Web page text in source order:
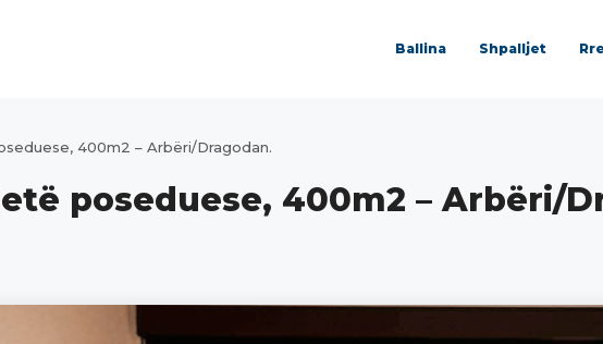
Ballina Shpalljet
400m2 – Arbëri/Dragodan.
poseduese, 400m2 – Arbëri/